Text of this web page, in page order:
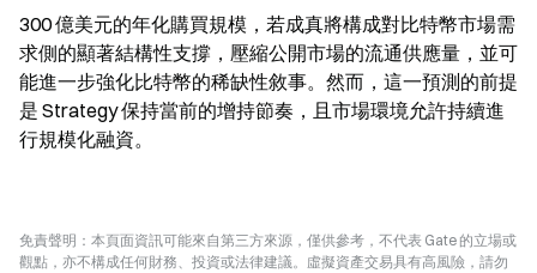
300 億美元的年化購買規模，若成真將構成對比特幣市場需
求側的顯著結構性支撐，壓縮公開市場的流通供應量，並可
能進一步強化比特幣的稀缺性敘事。然而，這一預測的前提
是 Strategy 保持當前的增持節奏，且市場環境允許持續進
行規模化融資。
免責聲明：本頁面資訊可能來自第三方來源，僅供參考，不代表 Gate 的立場或
觀點，亦不構成任何財務、投資或法律建議。虛擬資產交易具有高風險，請勿